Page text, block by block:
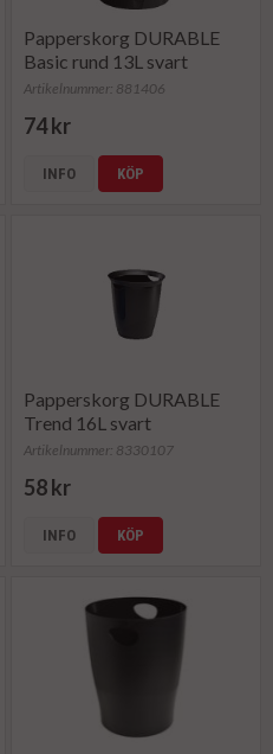
Papperskorg DURABLE
Basic rund 13L svart
Artikelnummer: 881406
74 kr
INFO KÖP
Papperskorg DURABLE
Trend 16L svart
Artikelnummer: 8330107
58 kr
INFO KÖP